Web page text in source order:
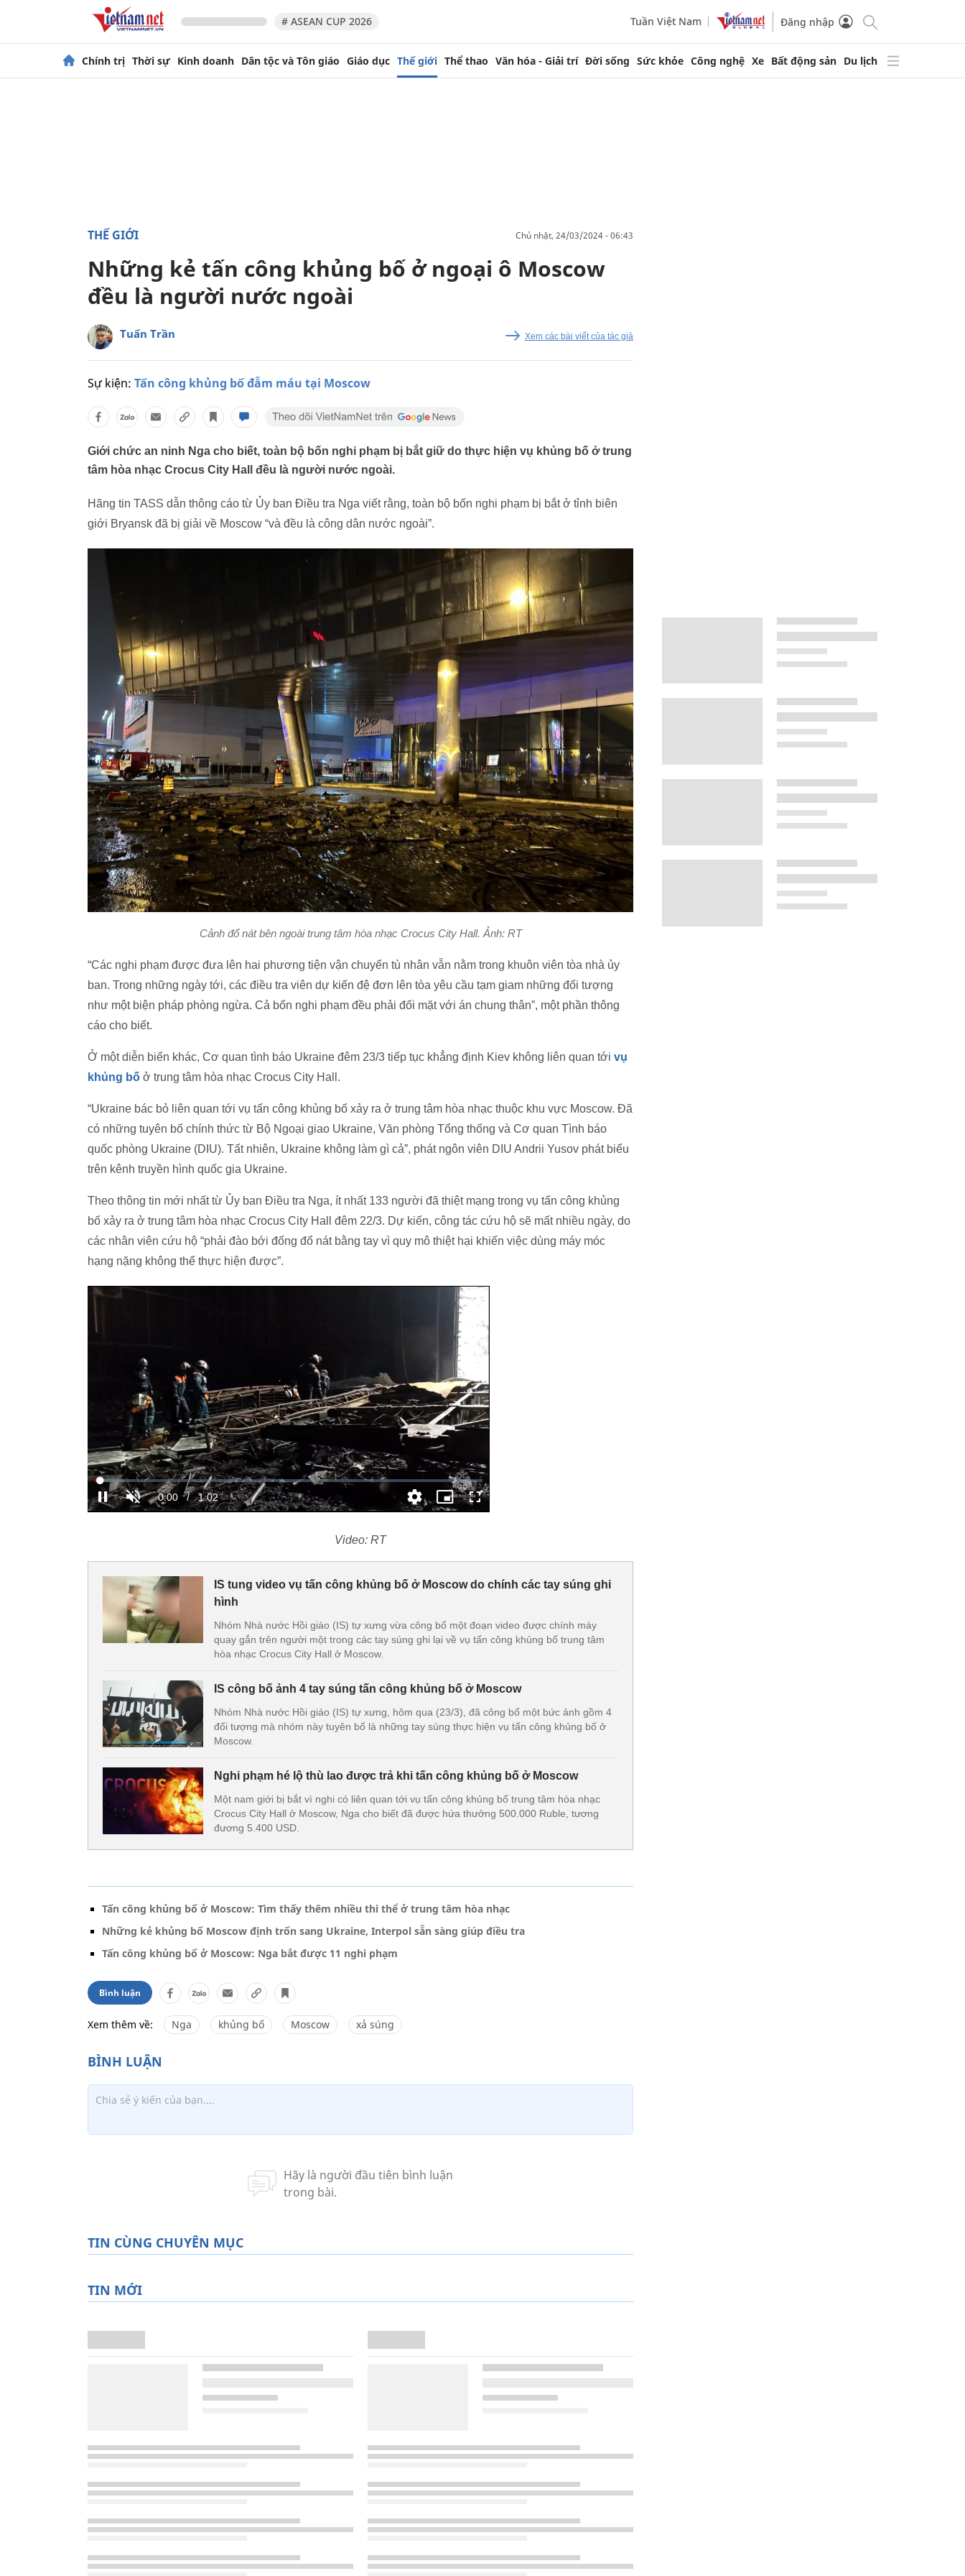
# ASEAN CUP 2026 Tuần Việt Nam Đăng nhập
Chính trị Thời sự Kinh doanh Dân tộc và Tôn giáo Giáo dục Thế giới Thể thao Văn hóa - Giải trí Đời sống Sức khỏe Công nghệ Xe Bất động sản Du lịch
THẾ GIỚI chủ nhật, 24/03/2024 - 06:43
Những kẻ tấn công khủng bố ở ngoại ô Moscow
đều là người nước ngoài
Tuấn Trần Xem các bài viết của tác giả
Sự kiện: Tấn công khủng bố đẫm máu tại Moscow
Giới chức an ninh Nga cho biết, toàn bộ bốn nghi phạm bị bắt giữ do thực hiện vụ khủng bố ở trung
tâm hòa nhạc Crocus City Hall đều là người nước ngoài.
Hãng tin TASS dẫn thông cáo từ Ủy ban Điều tra Nga viết rằng, toàn bộ bốn nghi phạm bị bắt ở tỉnh biên
giới Bryansk đã bị giải về Moscow “và đều là công dân nước ngoài”.
Cảnh đổ nát bên ngoài trung tâm hòa nhạc Crocus City Hall. Ảnh: RT
“Các nghi phạm được đưa lên hai phương tiện vận chuyển tù nhân vẫn nằm trong khuôn viên tòa nhà ủy
ban. Trong những ngày tới, các điều tra viên dự kiến đệ đơn lên tòa yêu cầu tạm giam những đối tượng
như một biện pháp phòng ngừa. Cả bốn nghi phạm đều phải đối mặt với án chung thân”, một phần thông
cáo cho biết.
Ở một diễn biến khác, Cơ quan tình báo Ukraine đêm 23/3 tiếp tục khẳng định Kiev không liên quan tới vụ
khủng bố ở trung tâm hòa nhạc Crocus City Hall.
“Ukraine bác bỏ liên quan tới vụ tấn công khủng bố xảy ra ở trung tâm hòa nhạc thuộc khu vực Moscow. Đã
có những tuyên bố chính thức từ Bộ Ngoại giao Ukraine, Văn phòng Tổng thống và Cơ quan Tình báo
quốc phòng Ukraine (DIU). Tất nhiên, Ukraine không làm gì cả”, phát ngôn viên DIU Andrii Yusov phát biểu
trên kênh truyền hình quốc gia Ukraine.
Theo thông tin mới nhất từ Ủy ban Điều tra Nga, ít nhất 133 người đã thiệt mạng trong vụ tấn công khủng
bố xảy ra ở trung tâm hòa nhạc Crocus City Hall đêm 22/3. Dự kiến, công tác cứu hộ sẽ mất nhiều ngày, do
các nhân viên cứu hộ “phải đào bới đống đổ nát bằng tay vì quy mô thiệt hại khiến việc dùng máy móc
hạng nặng không thể thực hiện được”.
Video: RT
IS tung video vụ tấn công khủng bố ở Moscow do chính các tay súng ghi
hình
Nhóm Nhà nước Hồi giáo (IS) tự xưng vừa công bố một đoạn video được chính máy
quay gắn trên người một trong các tay súng ghi lại về vụ tấn công khủng bố trung tâm
hòa nhạc Crocus City Hall ở Moscow.
IS công bố ảnh 4 tay súng tấn công khủng bố ở Moscow
Nhóm Nhà nước Hồi giáo (IS) tự xưng, hôm qua (23/3), đã công bố một bức ảnh gồm 4
đối tượng mà nhóm này tuyên bố là những tay súng thực hiện vụ tấn công khủng bố ở
Moscow.
Nghi phạm hé lộ thù lao được trả khi tấn công khủng bố ở Moscow
Một nam giới bị bắt vì nghi có liên quan tới vụ tấn công khủng bố trung tâm hòa nhạc
Crocus City Hall ở Moscow, Nga cho biết đã được hứa thưởng 500.000 Ruble, tương
đương 5.400 USD.
Tấn công khủng bố ở Moscow: Tìm thấy thêm nhiều thi thể ở trung tâm hòa nhạc
Những kẻ khủng bố Moscow định trốn sang Ukraine, Interpol sẵn sàng giúp điều tra
Tấn công khủng bố ở Moscow: Nga bắt được 11 nghi phạm
Bình luận
Xem thêm về: Nga khủng bố Moscow xả súng
TIN CÙNG CHUYÊN MỤC
TIN MỚI